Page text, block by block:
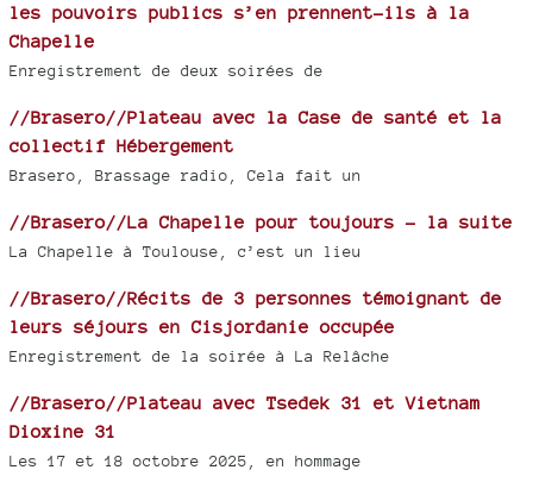
les pouvoirs publics s’en prennent-ils à la
Chapelle
Enregistrement de deux soirées de
//Brasero//Plateau avec la Case de santé et la
collectif Hébergement
Brasero, Brassage radio, Cela fait un
//Brasero//La Chapelle pour toujours - la suite
La Chapelle à Toulouse, c’est un lieu
//Brasero//Récits de 3 personnes témoignant de
leurs séjours en Cisjordanie occupée
Enregistrement de la soirée à La Relâche
//Brasero//Plateau avec Tsedek 31 et Vietnam
Dioxine 31
Les 17 et 18 octobre 2025, en hommage